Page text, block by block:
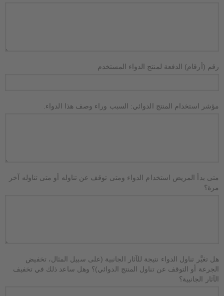
رقم (أرقام) الدفعة لمنتج الدواء المستخدم
مؤشر استخدام المنتج الدوائي: السبب وراء وصف هذا الدواء.
متى بدأ المريض استخدام الدواء ومتى توقف عن تناوله أو متى تناوله آخر
مرة؟
هل تغيَّر تناول الدواء نتيجة للآثار الجانبية (على سبيل المثال، تخفيض
الجرعة أو التوقف عن تناول المنتج الدوائي)؟ وهل ساعد ذلك في تخفيف
الآثار الجانبية؟